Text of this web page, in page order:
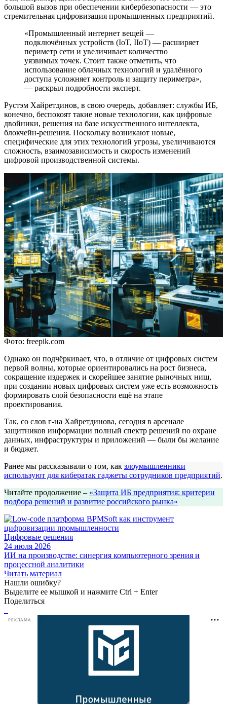
большой вызов при обеспечении кибербезопасности — это
стремительная цифровизация промышленных предприятий.
«Промышленный интернет вещей —
подключённых устройств (IoT, IIoT) — расширяет
периметр сети и увеличивает количество
уязвимых точек. Стоит также отметить, что
использование облачных технологий и удалённого
доступа усложняет контроль и защиту периметра»,
— раскрыл подробности эксперт.
Рустэм Хайретдинов, в свою очередь, добавляет: службы ИБ,
конечно, беспокоят такие новые технологии, как цифровые
двойники, решения на базе искусственного интеллекта,
блокчейн-решения. Поскольку возникают новые,
специфические для этих технологий угрозы, увеличиваются
сложность, взаимозависимость и скорость изменений
цифровой производственной системы.
Фото: freepik.com
Однако он подчёркивает, что, в отличие от цифровых систем
первой волны, которые ориентировались на рост бизнеса,
сокращение издержек и скорейшее занятие рыночных ниш,
при создании новых цифровых систем уже есть возможность
формировать слой безопасности ещё на этапе
проектирования.
Так, со слов г-на Хайретдинова, сегодня в арсенале
защитников информации полный спектр решений по охране
данных, инфраструктуры и приложений — были бы желание
и бюджет.
Ранее мы рассказывали о том, как злоумышленники
используют для кибератак гаджеты сотрудников предприятий.
Читайте продолжение – «Защита ИБ предприятия: критерии
подбора решений и развитие российского рынка»
Цифровые решения
24 июля 2026
ИИ на производстве: синергия компьютерного зрения и
процессной аналитики
Читать материал
Нашли ошибку?
Выделите ее мышкой и нажмите Ctrl + Enter
Поделиться
РЕКЛАМА